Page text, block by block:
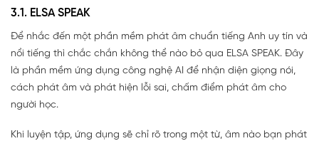
3.1. ELSA SPEAK
Để nhắc đến một phần mềm phát âm chuẩn tiếng Anh uy tín và
nổi tiếng thì chắc chắn không thể nào bỏ qua ELSA SPEAK. Đây
là phần mềm ứng dụng công nghệ AI để nhận diện giọng nói,
cách phát âm và phát hiện lỗi sai, chấm điểm phát âm cho
người học.
Khi luyện tập, ứng dụng sẽ chỉ rõ trong một từ, âm nào bạn phát